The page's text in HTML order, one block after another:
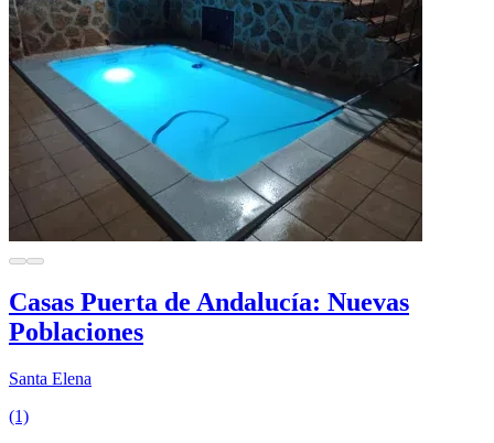
Casas Puerta de Andalucía: Nuevas
Poblaciones
Santa Elena
(1)